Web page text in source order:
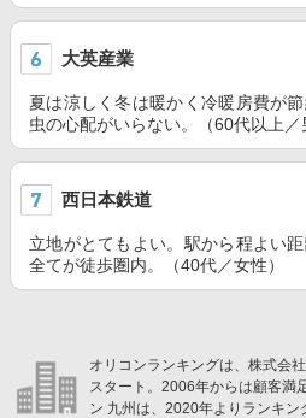
大英産業
夏は涼しく冬は暖かく冷暖房費が
虫の心配がいらない。（60代以上／
西日本鉄道
立地がとてもよい。駅から程よい
全てが徒歩圏内。（40代／女性）
オリコンランキングは、株式会
スタート。2006年からは顧客満
ン 九州は、2020年よりランキン